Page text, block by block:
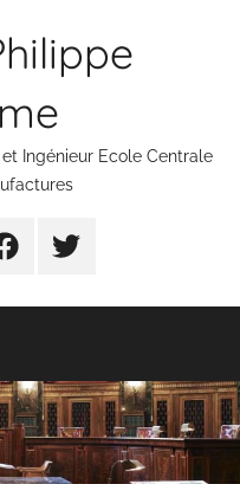
Ingénieur Ecole Centrale
Twitter